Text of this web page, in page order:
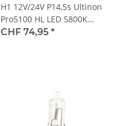
H1 12V/24V P14,5s Ultinon
Pro5100 HL LED 5800K
NOECE 2 St. PHILIPS
CHF 74,95 *